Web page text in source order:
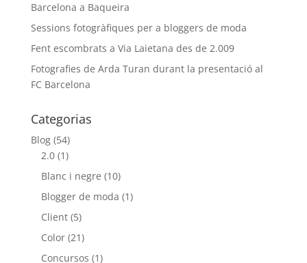
Barcelona a Baqueira
Sessions fotogràfiques per a bloggers de moda
Fent escombrats a Via Laietana des de 2.009
Fotografies de Arda Turan durant la presentació al
FC Barcelona
Categorias
Blog(54)
2.0(1)
Blanc i negre (10)
Blogger de moda (1)
Client(5)
Color(21)
Concursos (1)